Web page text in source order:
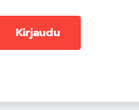
Kirjaudu